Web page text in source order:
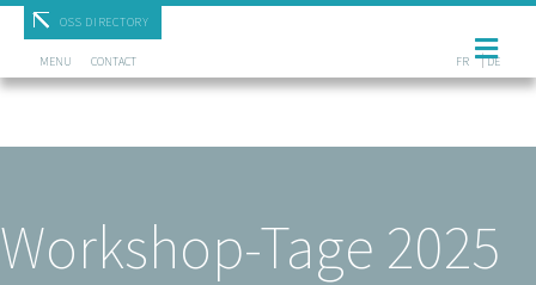
MastodonOSS DIRECTORY
MENU CONTACT DE
FR
Workshop-Tage 2025